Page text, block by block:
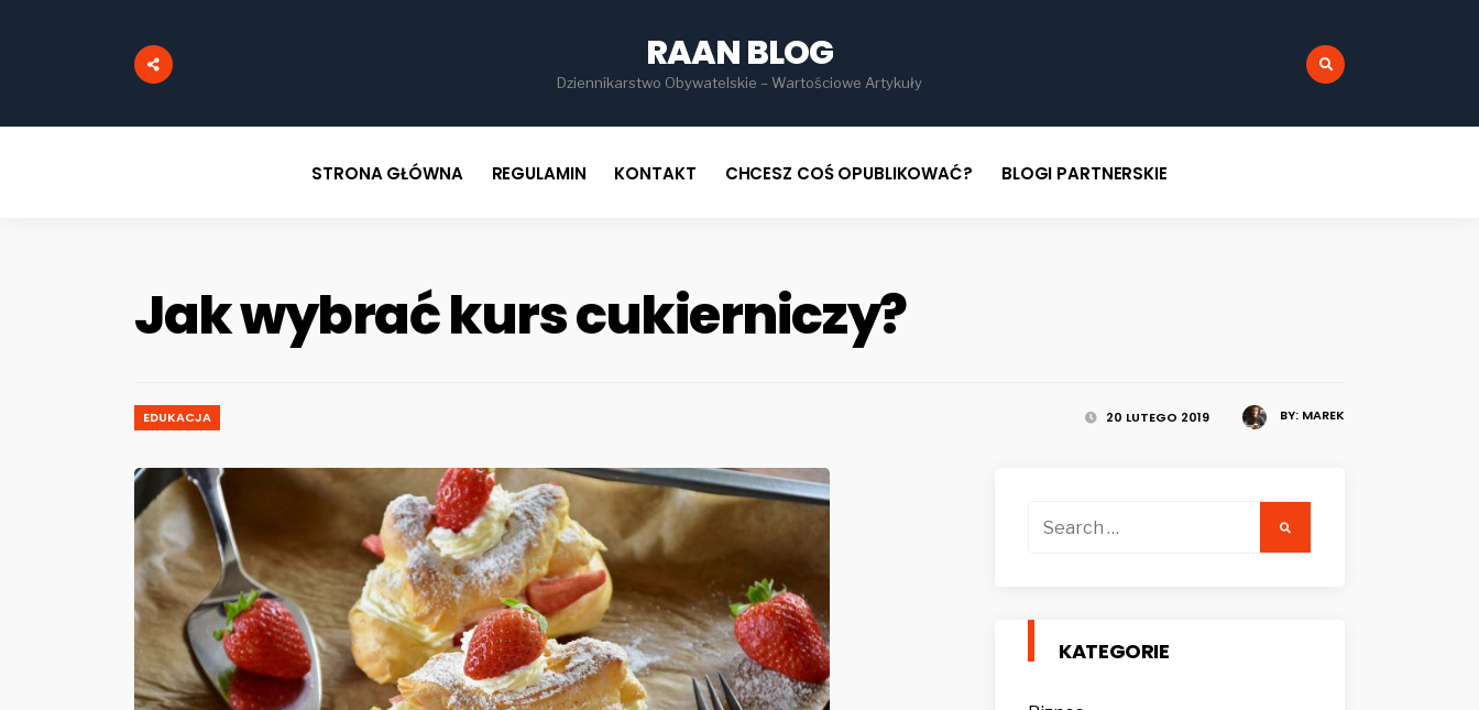
RAAN BLOG
Dziennikarstwo Obywatelskie – Wartościowe Artykuły
STRONA GŁÓWNA REGULAMIN KONTAKT CHCESZ COŚ OPUBLIKOWAĆ? BLOGI PARTNERSKIE
Jak wybrać kurs cukierniczy?
BY: MAREK
20 LUTEGO 2019
EDUKACJA
KATEGORIE